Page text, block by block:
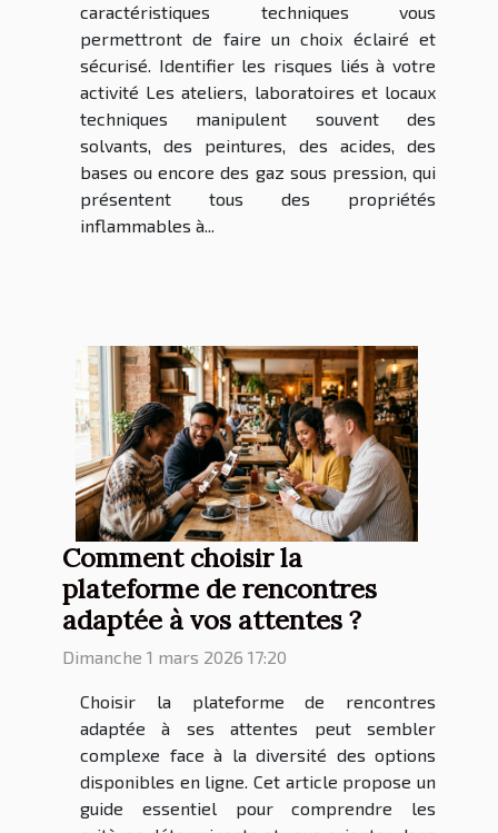
caractéristiques techniques vous
permettront de faire un choix éclairé et
sécurisé. Identifier les risques liés à votre
activité Les ateliers, laboratoires et locaux
techniques manipulent souvent des
solvants, des peintures, des acides, des
bases ou encore des gaz sous pression, qui
présentent tous des propriétés
inflammables à...
Comment choisir la
plateforme de rencontres
adaptée à vos attentes ?
Dimanche 1 mars 2026 17:20
Choisir la plateforme de rencontres
adaptée à ses attentes peut sembler
complexe face à la diversité des options
disponibles en ligne. Cet article propose un
guide essentiel pour comprendre les